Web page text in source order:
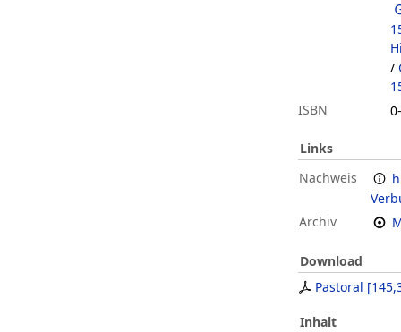
/
ISBN
Links
Nachweis
Archiv
Download
Pastoral [
Inhalt